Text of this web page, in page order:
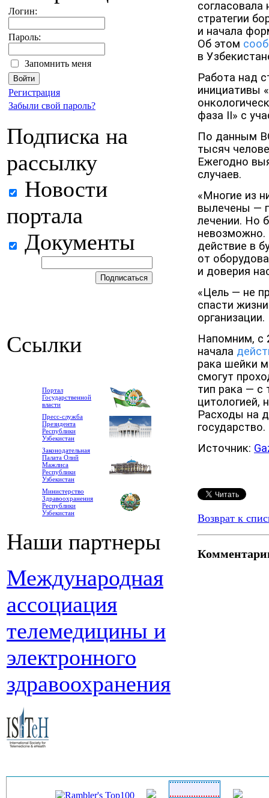
Логин:
Пароль:
Запомнить меня
Регистрация
Забыли свой пароль?
Подписка на
рассылку
Новости
портала
Документы
Ссылки
Портал
Государственной
власти
Пресс-служба
Президента
Республики
Узбекистан
Законодательная
Палата Олий
Мажлиса
Республики
Узбекистан
Министерство
Здравоохранения
Республики
Узбекистан
Наши партнеры
Международная
ассоциация
телемедицины и
электронного
здравоохранения
стратегии
и начала
Об этом
в
Работа над
инициативы
фаза II» с
По данным
тысяч
Ежегодно
случаев.
«Многие из
вылечены —
лечении. Но
действие в
от
и доверия
«Цель — не
спасти
организации.
Напомним, с
начала
рака шейки
смогут
тип рака — с
цитологией,
Расходы на
государство.
Источник:
Возврат к